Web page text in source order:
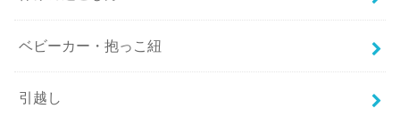
ベビーカー・抱っこ紐
引越し